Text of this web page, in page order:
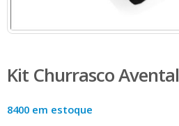
Kit Churrasco Avental
8400 em estoque